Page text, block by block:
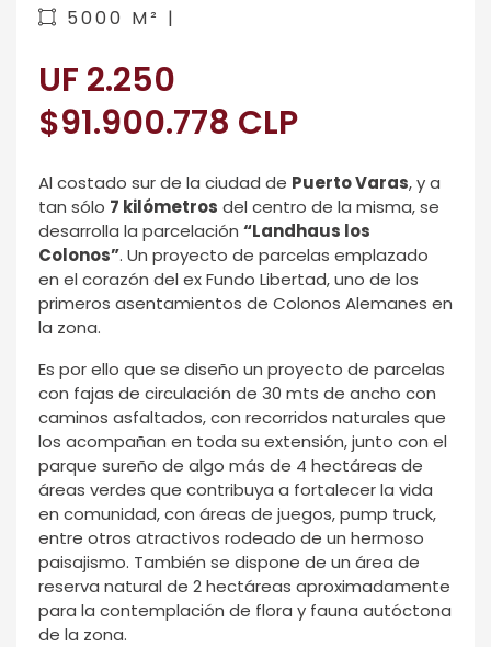
5000 M² |
UF 2.250
$91.900.778 CLP
Al costado sur de la ciudad de Puerto Varas, y a
tan sólo 7 kilómetros del centro de la misma, se
desarrolla la parcelación “Landhaus los
Colonos”. Un proyecto de parcelas emplazado
en el corazón del ex Fundo Libertad, uno de los
primeros asentamientos de Colonos Alemanes en
la zona.
Es por ello que se diseño un proyecto de parcelas
con fajas de circulación de 30 mts de ancho con
caminos asfaltados, con recorridos naturales que
los acompañan en toda su extensión, junto con el
parque sureño de algo más de 4 hectáreas de
áreas verdes que contribuya a fortalecer la vida
en comunidad, con áreas de juegos, pump truck,
entre otros atractivos rodeado de un hermoso
paisajismo. También se dispone de un área de
reserva natural de 2 hectáreas aproximadamente
para la contemplación de flora y fauna autóctona
de la zona.